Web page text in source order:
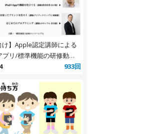
け】Apple認定講師による
リ/標準機能の研修動画4
933回